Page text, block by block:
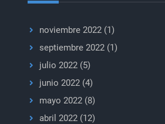
noviembre 2022(1)
septiembre 2022(1)
julio 2022(5)
junio 2022(4)
mayo 2022(8)
abril 2022(12)